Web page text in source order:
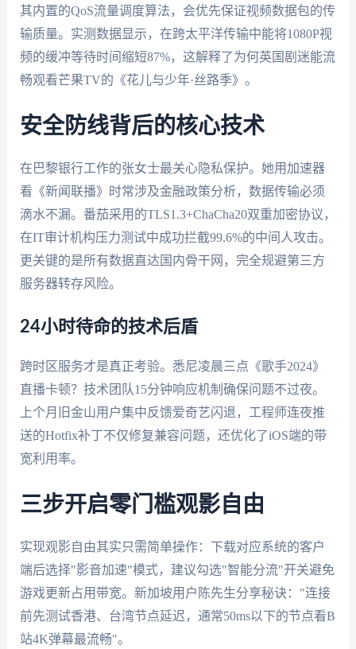
其内置的QoS流量调度算法，会优先保证视频数据包的传
输质量。实测数据显示，在跨太平洋传输中能将1080P视
频的缓冲等待时间缩短87%，这解释了为何英国剧迷能流
畅观看芒果TV的《花儿与少年·丝路季》。
安全防线背后的核心技术
在巴黎银行工作的张女士最关心隐私保护。她用加速器
看《新闻联播》时常涉及金融政策分析，数据传输必须
滴水不漏。番茄采用的TLS1.3+ChaCha20双重加密协议，
在IT审计机构压力测试中成功拦截99.6%的中间人攻击。
更关键的是所有数据直达国内骨干网，完全规避第三方
服务器转存风险。
24小时待命的技术后盾
跨时区服务才是真正考验。悉尼凌晨三点《歌手2024》
直播卡顿？技术团队15分钟响应机制确保问题不过夜。
上个月旧金山用户集中反馈爱奇艺闪退，工程师连夜推
送的Hotfix补丁不仅修复兼容问题，还优化了iOS端的带
宽利用率。
三步开启零门槛观影自由
实现观影自由其实只需简单操作：下载对应系统的客户
端后选择"影音加速"模式，建议勾选"智能分流"开关避免
游戏更新占用带宽。新加坡用户陈先生分享秘诀："连接
前先测试香港、台湾节点延迟，通常50ms以下的节点看B
站4K弹幕最流畅"。